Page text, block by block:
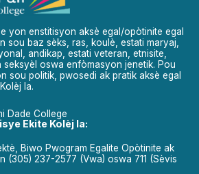
yon enstitisyon aksè egal/opòtinite egal
sou baz sèks, ras, koulè, estati maryaj,
andikap, estati veteran, etnisite,
oswa enfòmasyon jenetik. Pou
sou politik, pwosedi ak pratik aksè egal
la.
Dade College
Ekite Kolèj la:
Biwo Pwogram Egalite Opòtinite ak
(305) 237-2577 (Vwa) oswa 711 (Sèvis